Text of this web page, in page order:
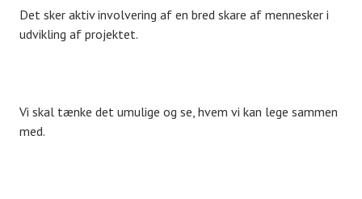
Det sker aktiv involvering af en bred skare af mennesker i
udvikling af projektet.
Vi skal tænke det umulige og se, hvem vi kan lege sammen
med.